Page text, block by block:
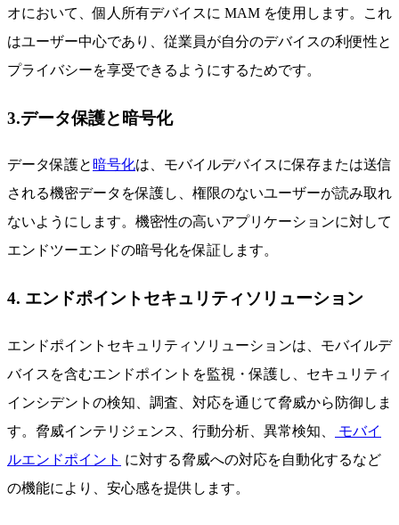
オにおいて、個人所有デバイスに MAM を使用します。これ
はユーザー中心であり、従業員が自分のデバイスの利便性と
プライバシーを享受できるようにするためです。
3.データ保護と暗号化
データ保護と 暗号化は、モバイルデバイスに保存または送信
される機密データを保護し、権限のないユーザーが読み取れ
ないようにします。機密性の高いアプリケーションに対して
エンドツーエンドの暗号化を保証します。
4. エンドポイントセキュリティソリューション
エンドポイントセキュリティソリューションは、モバイルデ
バイスを含むエンドポイントを監視・保護し、セキュリティ
インシデントの検知、調査、対応を通じて脅威から防御しま
す。脅威インテリジェンス、行動分析、異常検知、
モバイ
ルエンドポイント に対する脅威への対応を自動化するなど
の機能により、安心感を提供します。